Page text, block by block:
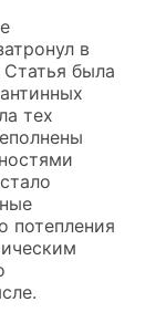
в
была
тех
потепления